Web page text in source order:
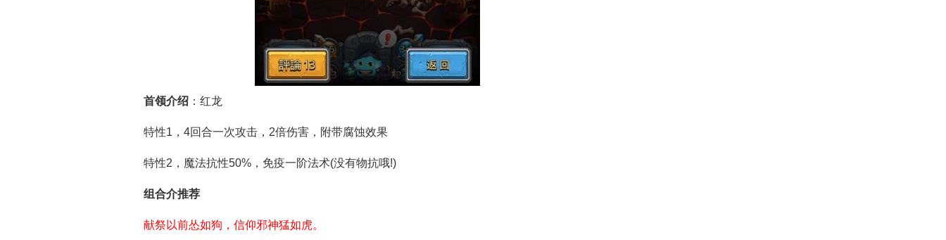
首领介绍 ：红龙
特性1，4回合一次攻击，2倍伤害，附带腐蚀效果
特性2，魔法抗性50%，免疫一阶法术(没有物抗哦!)
组合介推荐
献祭以前怂如狗，信仰邪神猛如虎。